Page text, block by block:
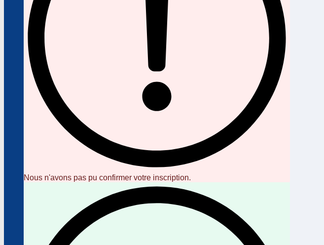
Nous n'avons pas pu confirmer votre inscription.